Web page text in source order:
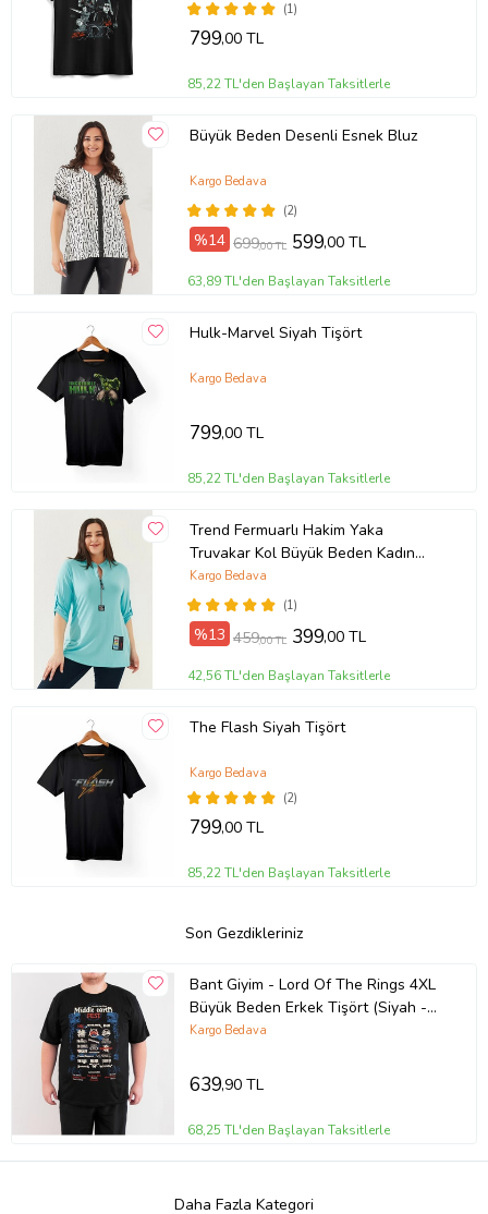
(1)
799,00 TL
85,22 TL'den Başlayan Taksitlerle
Büyük Beden Desenli Esnek Bluz
(2)
Kargo Bedava
%14 699,00 TL 599,00 TL
63,89 TL'den Başlayan Taksitlerle
Hulk-Marvel Siyah Tişört
Kargo Bedava
799,00 TL
85,22 TL'den Başlayan Taksitlerle
Trend Fermuarlı Hakim Yaka
Truvakar Kol Büyük Beden Kadın
Triko Bluz (Turkuaz)
(1)
Kargo Bedava
%13 459,00 TL 399,00 TL
42,56 TL'den Başlayan Taksitlerle
The Flash Siyah Tişört
(2)
Kargo Bedava
799,00 TL
85,22 TL'den Başlayan Taksitlerle
Son Gezdikleriniz
Bant Giyim - Lord Of The Rings 4XL
Büyük Beden Erkek Tişört (Siyah -
Beyaz)
Kargo Bedava
639,90 TL
68,25 TL'den Başlayan Taksitlerle
Daha Fazla Kategori